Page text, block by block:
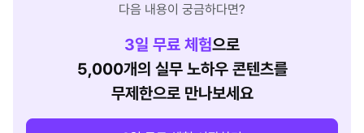
다음 내용이 궁금하다면?
3일 무료 체험으로
5,000개의 실무 노하우 콘텐츠를
무제한으로 만나보세요